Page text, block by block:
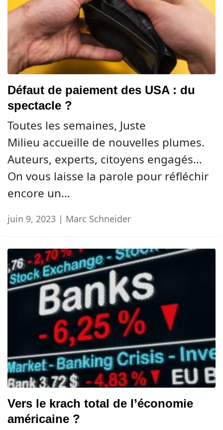
Défaut de paiement des USA : du
spectacle ?
Toutes les semaines, Juste
Milieu accueille de nouvelles plumes.
Auteurs, experts, citoyens engagés…
On vous laisse la parole pour réfléchir
encore un…
juin 9, 2023 | Marc Schneider
Vers le krach total de l’économie
américaine ?